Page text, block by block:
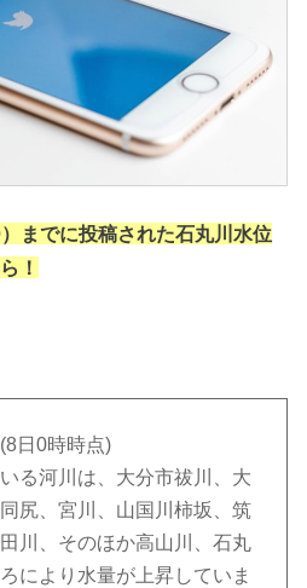
までに投稿された石丸川水位
！
日0時時点)
る河川は、大分市祓川、大
尻、宮川、山国川柿坂、筑
川、そのほか高山川、石丸
により水量が上昇していま